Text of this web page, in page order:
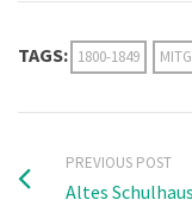
TAGS: 1800-1849
PREVIOUS POST
Altes